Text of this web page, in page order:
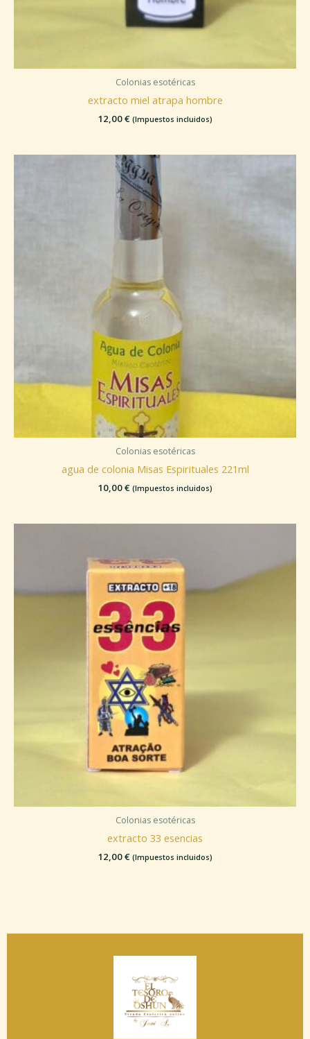
Colonias esotéricas
extracto miel atrapa hombre
12,00€ (Impuestos incluidos)
Colonias esotéricas
agua de colonia Misas Espirituales 221ml
10,00€ (Impuestos incluidos)
Colonias esotéricas
extracto 33 esencias
12,00€ (Impuestos incluidos)